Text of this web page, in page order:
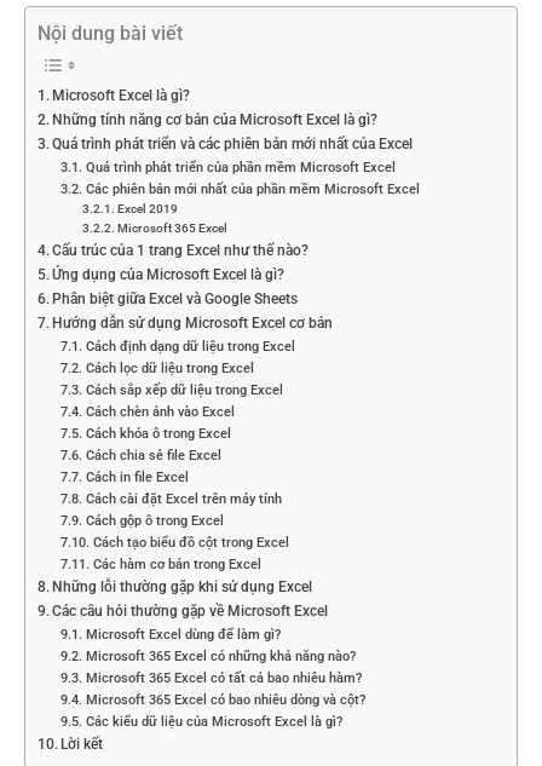
Nội dung bài viết
Microsoft Excel là gì?
Những tính năng cơ bản của Microsoft Excel là gì?
Quá trình phát triển và các phiên bản mới nhất của Excel
Quá trình phát triển của phần mềm Microsoft Excel
Các phiên bản mới nhất của phần mềm Microsoft Excel
Excel 2019
Microsoft 365 Excel
Cấu trúc của 1 trang Excel như thế nào?
Ứng dụng của Microsoft Excel là gì?
Phân biệt giữa Excel và Google Sheets
Hướng dẫn sử dụng Microsoft Excel cơ bản
Cách định dạng dữ liệu trong Excel
Cách lọc dữ liệu trong Excel
Cách sắp xếp dữ liệu trong Excel
Cách chèn ảnh vào Excel
Cách khóa ô trong Excel
Cách chia sẻ file Excel
Cách in file Excel
Cách cài đặt Excel trên máy tính
Cách gộp ô trong Excel
Cách tạo biểu đồ cột trong Excel
Các hàm cơ bản trong Excel
Những lỗi thường gặp khi sử dụng Excel
Các câu hỏi thường gặp về Microsoft Excel
Microsoft Excel dùng để làm gì?
Microsoft 365 Excel có những khả năng nào?
Microsoft 365 Excel có tất cả bao nhiêu hàm?
Microsoft 365 Excel có bao nhiêu dòng và cột?
Các kiểu dữ liệu của Microsoft Excel là gì?
Lời kết